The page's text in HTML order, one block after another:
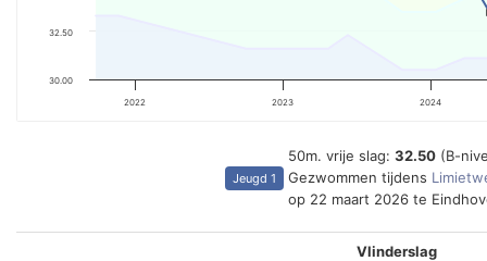
2022 2023 2024
30.00
32.50
Jeugd 1
50m. vrije slag: 32.50 (B-
Gezwommen tijdens
op 22 maart 2026 te
Vlinderslag